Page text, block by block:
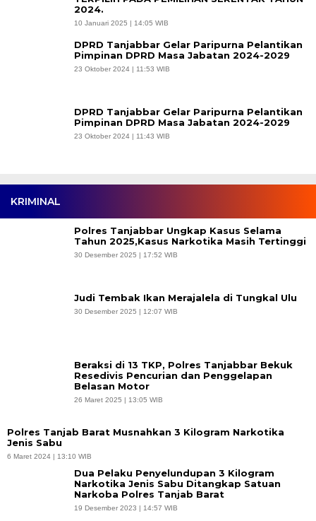
2024.
10 Januari 2025 | 14:05 WIB
DPRD Tanjabbar Gelar Paripurna Pelantikan
Pimpinan DPRD Masa Jabatan 2024-2029
23 Oktober 2024 | 11:53 WIB
DPRD Tanjabbar Gelar Paripurna Pelantikan
Pimpinan DPRD Masa Jabatan 2024-2029
23 Oktober 2024 | 11:43 WIB
KRIMINAL
Polres Tanjabbar Ungkap Kasus Selama
Tahun 2025,Kasus Narkotika Masih Tertinggi
30 Desember 2025 | 17:52 WIB
Judi Tembak Ikan Merajalela di Tungkal Ulu
30 Desember 2025 | 12:07 WIB
Beraksi di 13 TKP, Polres Tanjabbar Bekuk
Resedivis Pencurian dan Penggelapan
Belasan Motor
26 Maret 2025 | 13:05 WIB
Polres Tanjab Barat Musnahkan 3 Kilogram Narkotika
Jenis Sabu
6 Maret 2024 | 13:10 WIB
Dua Pelaku Penyelundupan 3 Kilogram
Narkotika Jenis Sabu Ditangkap Satuan
Narkoba Polres Tanjab Barat
19 Desember 2023 | 14:57 WIB